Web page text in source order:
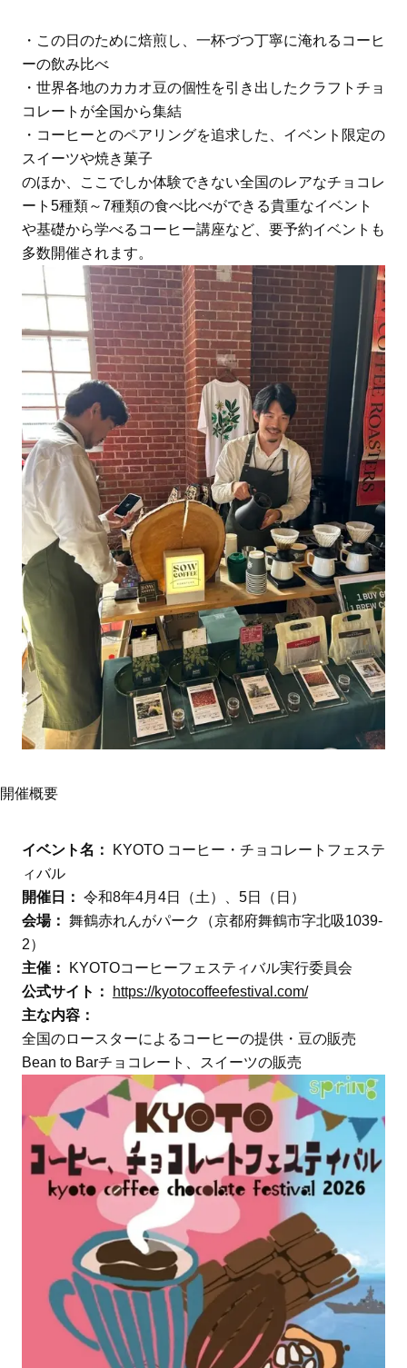
・この日のために焙煎し、一杯づつ丁寧に淹れるコーヒ
ーの飲み比べ
・世界各地のカカオ豆の個性を引き出したクラフトチョ
コレートが全国から集結
・コーヒーとのペアリングを追求した、イベント限定の
スイーツや焼き菓子
のほか、ここでしか体験できない全国のレアなチョコレ
ート5種類～7種類の食べ比べができる貴重なイベント
や基礎から学べるコーヒー講座など、要予約イベントも
多数開催されます。
開催概要
イベント名：
KYOTO コーヒー・チョコレートフェステ
ィバル
開催日： 令和8年4月4日（土）、5日（日）
会場： 舞鶴赤れんがパーク（京都府舞鶴市字北吸1039-
2）
主催：
KYOTOコーヒーフェスティバル実行委員会
公式サイト：
https://kyotocoffeefestival.com/
主な内容：
全国のロースターによるコーヒーの提供・豆の販売
Bean to Barチョコレート、スイーツの販売